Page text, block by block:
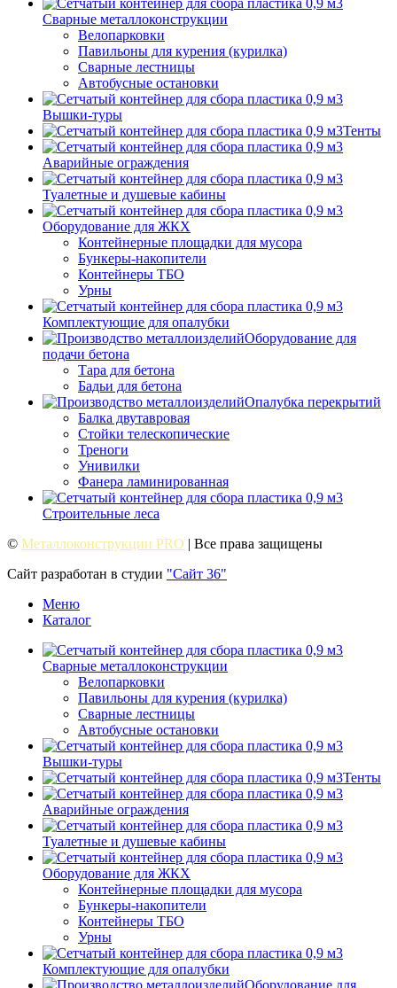
Сварные металлоконструкции
Велопарковки
Павильоны для курения (курилка)
Сварные лестницы
Автобусные остановки
Вышки-туры
Тенты
Аварийные ограждения
Туалетные и душевые кабины
Оборудование для ЖКХ
Контейнерные площадки для мусора
Бункеры-накопители
Контейнеры ТБО
Урны
Комплектующие для опалубки
Оборудование для
подачи бетона
Тара для бетона
Бадьи для бетона
Опалубка перекрытий
Балка двутавровая
Стойки телескопические
Треноги
Унивилки
Фанера ламинированная
Строительные леса
© Металлоконструкции PRO | Все права защищены
Сайт разработан в студии "Сайт 36"
Меню
Каталог
Сварные металлоконструкции
Велопарковки
Павильоны для курения (курилка)
Сварные лестницы
Автобусные остановки
Вышки-туры
Тенты
Аварийные ограждения
Туалетные и душевые кабины
Оборудование для ЖКХ
Контейнерные площадки для мусора
Бункеры-накопители
Контейнеры ТБО
Урны
Комплектующие для опалубки